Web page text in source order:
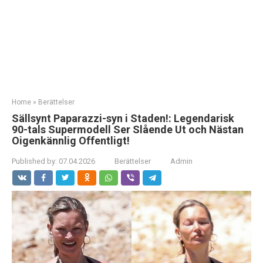
Home » Berättelser
Sällsynt Paparazzi-syn i Staden!: Legendarisk
90-tals Supermodell Ser Slående Ut och Nästan
Oigenkännlig Offentligt!
Published by: 07.04.2026 Berättelser Admin